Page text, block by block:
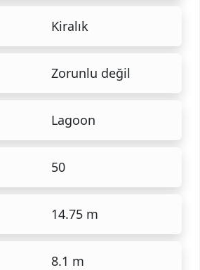
Kiralık
Zorunlu değil
Lagoon
50
14.75 m
8.1 m